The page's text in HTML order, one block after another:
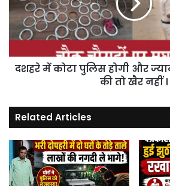
ज्यादा
मुस्तैद
,
शांति
तो
खैर
नहीं
।
दशहरे में कोटा पुलिस होगी और
की तो खैर नहीं ।
Related Articles